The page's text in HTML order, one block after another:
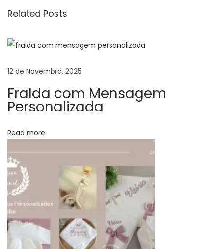
d
s
a
b
b
F
r
a
l
d
a
c
Related Posts
12 de Novembro, 2025
Fralda com Mensagem
Personalizada
Read more